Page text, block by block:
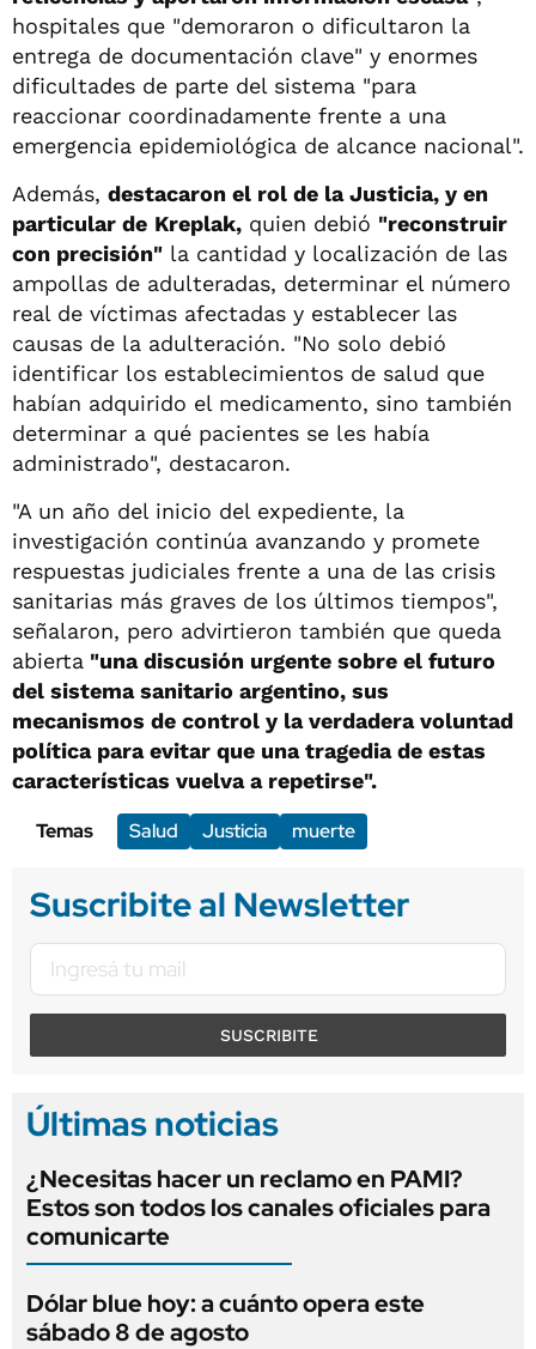
hospitales que "demoraron o dificultaron la
entrega de documentación clave" y enormes
dificultades de parte del sistema "para
reaccionar coordinadamente frente a una
emergencia epidemiológica de alcance nacional".
Además, destacaron el rol de la Justicia, y en
particular de Kreplak, quien debió "reconstruir
con precisión" la cantidad y localización de las
ampollas de adulteradas, determinar el número
real de víctimas afectadas y establecer las
causas de la adulteración. "No solo debió
identificar los establecimientos de salud que
habían adquirido el medicamento, sino también
determinar a qué pacientes se les había
administrado", destacaron.
"A un año del inicio del expediente, la
investigación continúa avanzando y promete
respuestas judiciales frente a una de las crisis
sanitarias más graves de los últimos tiempos",
señalaron, pero advirtieron también que queda
abierta "una discusión urgente sobre el futuro
del sistema sanitario argentino, sus
mecanismos de control y la verdadera voluntad
política para evitar que una tragedia de estas
características vuelva a repetirse".
Temas
Salud Justicia muerte
Suscribite al Newsletter
SUSCRIBITE
Últimas noticias
¿Necesitas hacer un reclamo en PAMI?
Estos son todos los canales oficiales para
comunicarte
Dólar blue hoy: a cuánto opera este
sábado 8 de agosto